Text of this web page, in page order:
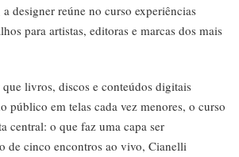
designer reúne no curso experiências
para artistas, editoras e marcas dos mais
livros, discos e conteúdos digitais
público em telas cada vez menores, o curso
central: o que faz uma capa ser
de cinco encontros ao vivo, Cianelli